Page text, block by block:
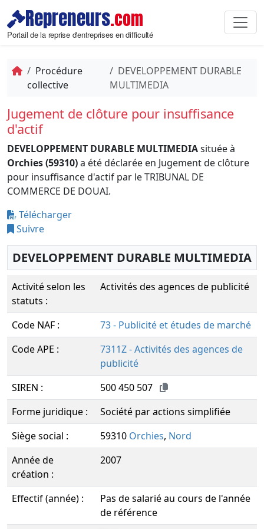
Repreneurs.com
Portail de la reprise d'entreprises en difficulté
Procédure
collective
DEVELOPPEMENT DURABLE
MULTIMEDIA
Jugement de clôture pour insuffisance
d'actif
DEVELOPPEMENT DURABLE MULTIMEDIAsituée à
Orchies (59310)a été déclarée en Jugement de clôture
pour insuffisance d'actif par le TRIBUNAL DE
COMMERCE DE DOUAI.
Télécharger
Suivre
DEVELOPPEMENT DURABLE MULTIMEDIA
Activité selon les
statuts :
Activités des agences de publicité
Code NAF :
73 - Publicité et études de marché
Code APE :
7311Z - Activités des agences de
publicité
SIREN :
500 450 507
Forme juridique :
Société par actions simplifiée
Siège social :
59310 Orchies, Nord
Année de
création :
2007
Effectif (année) :
Pas de salarié au cours de l'année
de référence